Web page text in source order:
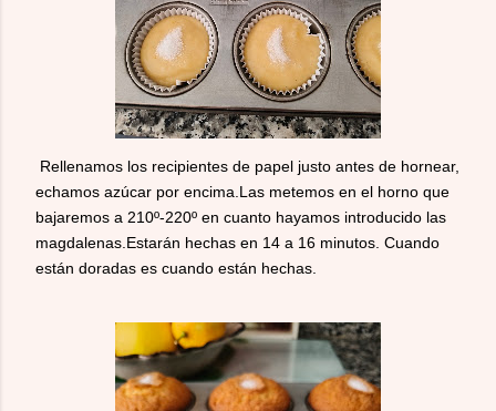
Rellenamos los recipientes de papel justo antes de hornear,
echamos azúcar por encima.Las metemos en el horno que
bajaremos a 210º-220º en cuanto hayamos introducido las
magdalenas.Estarán hechas en 14 a 16 minutos. Cuando
están doradas es cuando están hechas.